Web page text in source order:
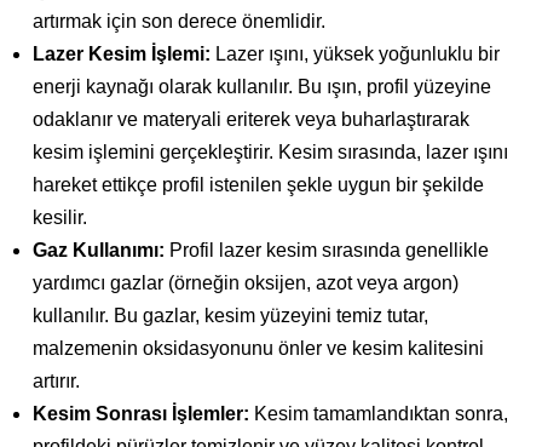
artırmak için son derece önemlidir.
Lazer Kesim İşlemi: Lazer ışını, yüksek yoğunluklu bir
enerji kaynağı olarak kullanılır. Bu ışın, profil yüzeyine
odaklanır ve materyali eriterek veya buharlaştırarak
kesim işlemini gerçekleştirir. Kesim sırasında, lazer ışını
hareket ettikçe profil istenilen şekle uygun bir şekilde
kesilir.
Gaz Kullanımı: Profil lazer kesim sırasında genellikle
yardımcı gazlar (örneğin oksijen, azot veya argon)
kullanılır. Bu gazlar, kesim yüzeyini temiz tutar,
malzemenin oksidasyonunu önler ve kesim kalitesini
artırır.
Kesim Sonrası İşlemler: Kesim tamamlandıktan sonra,